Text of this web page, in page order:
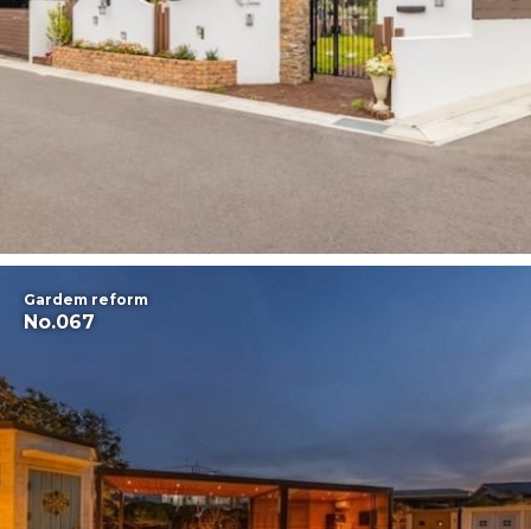
Gardem reform
No.067